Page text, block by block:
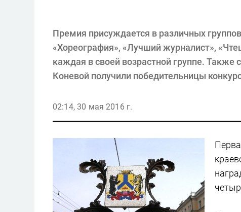
Премия присуждается в различных
«Хореография», «Лучший журналист»,
каждая в своей возрастной группе.
Коневой получили победительницы
02:14, 30 мая 2016 г.